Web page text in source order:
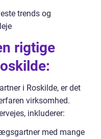
trends og
rigtige
i Roskilde, er det
virksomhed.
inkluderer:
med mange